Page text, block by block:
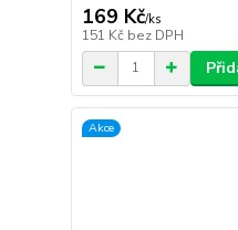
169 Kč/ks
151 Kč bez DPH
Akce